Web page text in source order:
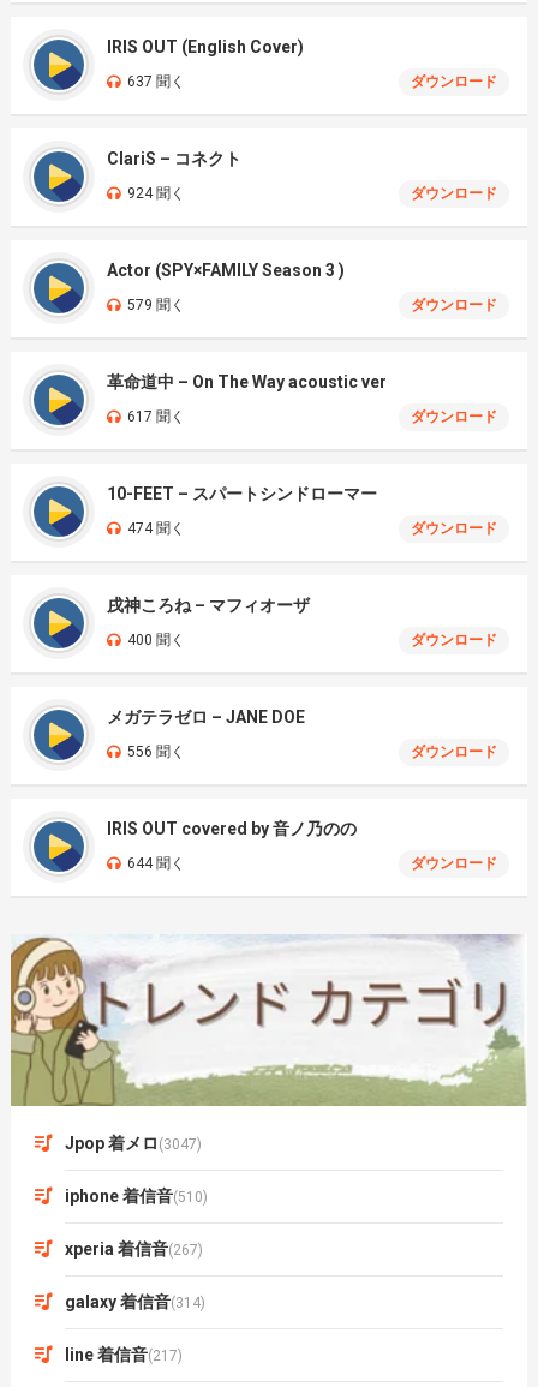
IRIS OUT (English Cover)
637 聞く ダウンロード
ClariS – コネクト
924 聞く ダウンロード
Actor (SPY×FAMILY Season 3 )
579 聞く ダウンロード
革命道中 – On The Way acoustic ver
617 聞く ダウンロード
10-FEET – スパートシンドローマー
474 聞く ダウンロード
戌神ころね – マフィオーザ
400 聞く ダウンロード
メガテラゼロ – JANE DOE
556 聞く ダウンロード
IRIS OUT covered by 音ノ乃のの
644 聞く ダウンロード
Jpop 着メロ (3047)
iphone 着信音(510)
xperia 着信音(267)
galaxy 着信音(314)
line 着信音(217)